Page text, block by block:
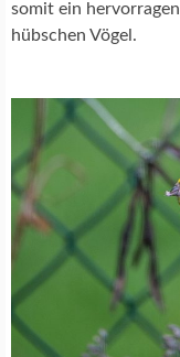
somit ein
hübschen Vögel.